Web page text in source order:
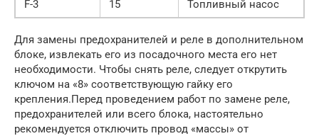
F-3
15 Топливный насос
Для замены предохранителей и реле в дополнительном
блоке, извлекать его из посадочного места его нет
необходимости. Чтобы снять реле, следует открутить
ключом на «8» соответствующую гайку его
крепления.Перед проведением работ по замене реле,
предохранителей или всего блока, настоятельно
рекомендуется отключить провод «массы» от